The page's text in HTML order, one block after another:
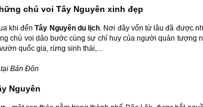
chú voi Tây Nguyên xinh đẹp
khi đếnTây Nguyên du lịch. Nơi đây vốn từ lâu đã được
chú voi dảo bước cùng sự chỉ huy của người quản tượng
quốc gia, rừng sinh thái,...